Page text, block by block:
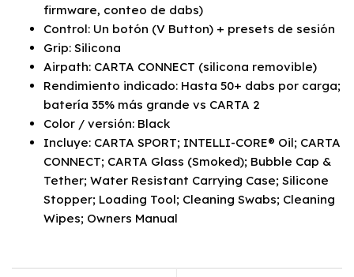
firmware, conteo de dabs)
Control: Un botón (V Button) + presets de sesión
Grip: Silicona
Airpath: CARTA CONNECT (silicona removible)
Rendimiento indicado: Hasta 50+ dabs por carga;
batería 35% más grande vs CARTA 2
Color / versión: Black
Incluye: CARTA SPORT; INTELLI-CORE® Oil; CARTA
CONNECT; CARTA Glass (Smoked); Bubble Cap &
Tether; Water Resistant Carrying Case; Silicone
Stopper; Loading Tool; Cleaning Swabs; Cleaning
Wipes; Owners Manual